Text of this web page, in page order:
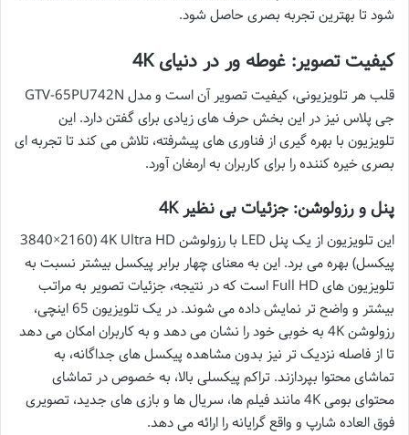
شود تا بهترین تجربه بصری حاصل شود.
کیفیت تصویر: غوطه ور در دنیای 4K
قلب هر تلویزیونی، کیفیت تصویر آن است و مدل GTV-65PU742N
جی پلاس نیز در این بخش حرف های زیادی برای گفتن دارد. این
تلویزیون با بهره گیری از فناوری های پیشرفته، تلاش می کند تا تجربه ای
بصری خیره کننده را برای کاربران به ارمغان آورد.
پنل و رزولوشن: جزئیات بی نظیر 4K
این تلویزیون از یک پنل LED با رزولوشن 4K Ultra HD (3840×2160
پیکسل) بهره می برد. این به معنای چهار برابر پیکسل بیشتر نسبت به
تلویزیون های Full HD است که در نتیجه، جزئیات تصویر به مراتب
بیشتر و واضح تر نمایش داده می شوند. در یک تلویزیون 65 اینچی،
رزولوشن 4K به خوبی خود را نشان می دهد و به کاربران امکان می دهد
تا از فاصله نزدیک تر نیز بدون مشاهده پیکسل های جداگانه، به
تماشای محتوا بپردازند. تراکم پیکسلی بالا، به خصوص در تماشای
محتوای بومی 4K مانند فیلم ها، سریال ها و بازی های جدید، تصویری
فوق العاده شارپ و واقع گرایانه را ارائه می دهد.